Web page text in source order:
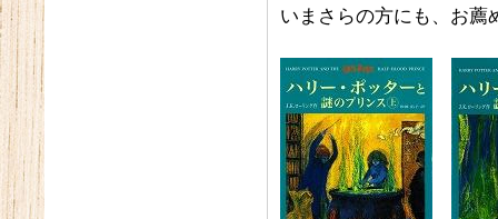
いまさらの方にも、お薦